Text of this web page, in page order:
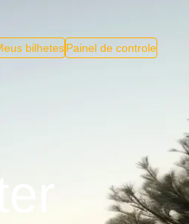
bilhetesPainel de controle